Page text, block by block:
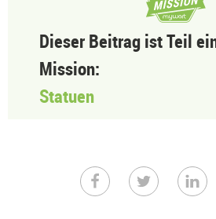
Dieser Beitrag ist Teil
Mission:
Statuen